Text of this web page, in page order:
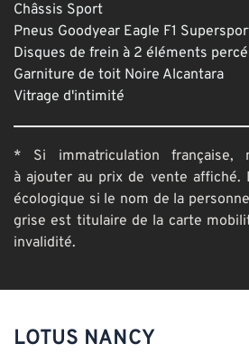
Châssis Sport
Pneus Goodyear Eagle F1
Disques de frein à 2 éléments
Garniture de toit Noire Alcantara
Vitrage d'intimité
* Si immatriculation
à ajouter au prix de vente affiché.
écologique si le nom de la
grise est titulaire de la carte
invalidité.
LOTUS NANCY